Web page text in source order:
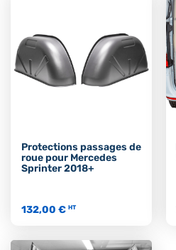
Protections passages de
roue pour Mercedes
Sprinter 2018+
132,00 € HT